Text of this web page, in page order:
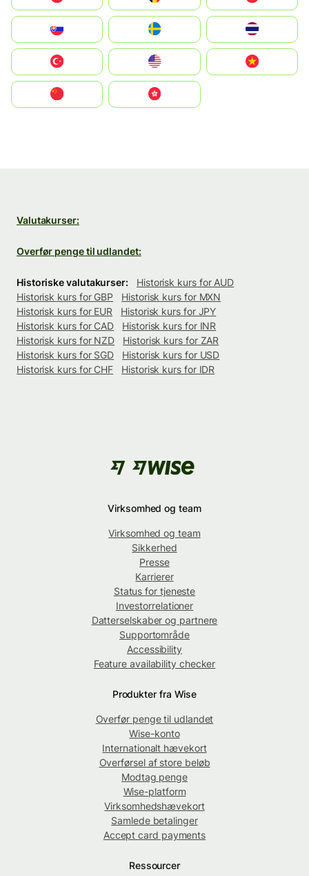
United States
中國香港特別行政區
Valutakurser:
Overfør penge til udlandet:
Historiske valutakurser:
Historisk kurs for AUD
Historisk kurs for GBP
Historisk kurs for MXN
Historisk kurs for EUR
Historisk kurs for JPY
Historisk kurs for CAD
Historisk kurs for INR
Historisk kurs for NZD
Historisk kurs for ZAR
Historisk kurs for SGD
Historisk kurs for USD
Historisk kurs for CHF
Historisk kurs for IDR
Virksomhed og team
Virksomhed og team
Sikkerhed
Presse
Karrierer
Status for tjeneste
Investorrelationer
Datterselskaber og partnere
Supportområde
Accessibility
Feature availability checker
Produkter fra Wise
Overfør penge til udlandet
Wise-konto
Internationalt hævekort
Overførsel af store beløb
Modtag penge
Wise-platform
Virksomhedshævekort
Samlede betalinger
Accept card payments
Ressourcer